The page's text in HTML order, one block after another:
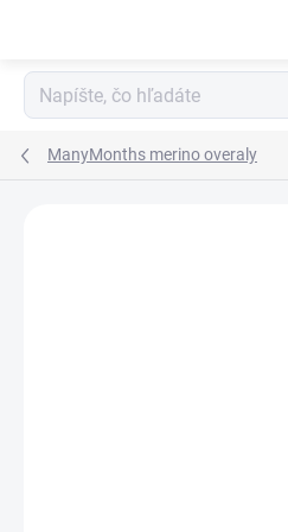
ManyMonths merino overaly